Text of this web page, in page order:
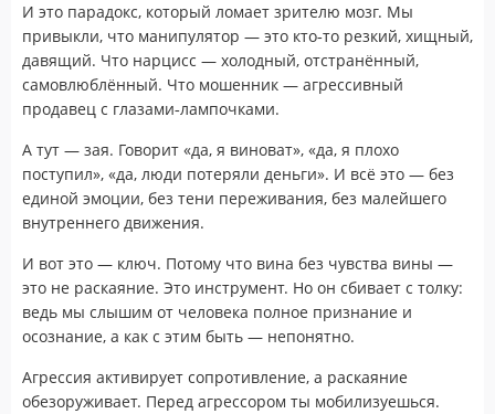
И это парадокс, который ломает зрителю мозг. Мы
привыкли, что манипулятор — это кто‑то резкий, хищный,
давящий. Что нарцисс — холодный, отстранённый,
самовлюблённый. Что мошенник — агрессивный
продавец с глазами‑лампочками.
А тут — зая. Говорит «да, я виноват», «да, я плохо
поступил», «да, люди потеряли деньги». И всё это — без
единой эмоции, без тени переживания, без малейшего
внутреннего движения.
И вот это — ключ. Потому что вина без чувства вины —
это не раскаяние. Это инструмент. Но он сбивает с толку:
ведь мы слышим от человека полное признание и
осознание, а как с этим быть — непонятно.
Агрессия активирует сопротивление, а раскаяние
обезоруживает. Перед агрессором ты мобилизуешься.